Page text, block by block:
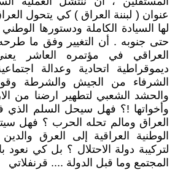
عنوان ( لبننة العراق ) كي يتحول
لها السيادة الكاملة ودستورها
حتى جنوبه . أن التغيير وفق ما
العراقي في مؤتمره العاشر
ديموقراطية اتحادية وعدالة
الشرفاء من الجيش والشرطة
والحشد الشعبي لتطهير ارضنا من
وأخواتها !؟ فهل سيحل السلم الذي
العراق ومالم تحله الحرب ؟ فهل
الوطنية العراقية إلى العرق
لتركيبة دولة الاحتلال ؟ بل كي نعود
المجتمع وما قبل الدولة .... قرنفلاتي